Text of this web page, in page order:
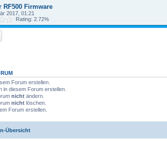
RF500 Firmware
2017, 01:21
Rating: 2.72%
Forum erstellen.
in diesem Forum erstellen.
nicht ändern.
nicht löschen.
Forum erstellen.
Übersicht